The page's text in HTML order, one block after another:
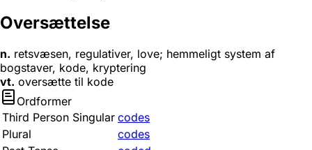
Oversættelse
n. retsvæsen, regulativer, love; hemmeligt system af
bogstaver, kode, kryptering
vt. oversætte til kode
Ordformer
Third Person Singular codes
Plural
codes